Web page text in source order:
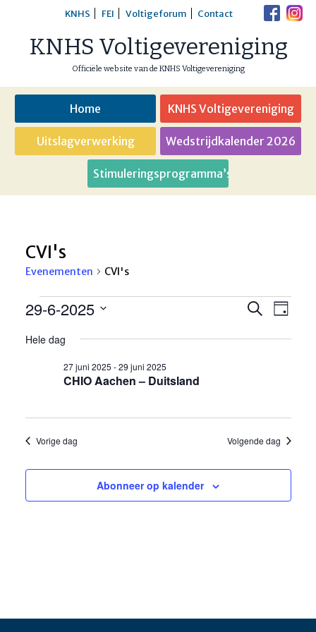
content
KNHS FEI Voltigeforum Contact
KNHS Voltigevereniging
Officiële website van de KNHS Voltigevereniging
Home KNHS Voltigevereniging
Uitslagverwerking Wedstrijdkalender 2026
Stimuleringsprogramma’s
CVI's
Evenementen CVI's
Evenementen
in
Zoeken
Zoeken
Dag
29-6-2025
een
Hele dag
CHIO Aachen – Duitsland
27 juni 2025 -29 juni 2025
Vorige dag Volgende dag
Abonneer op kalender